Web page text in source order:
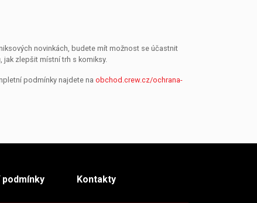
novinkách, budete mít možnost se účastnit
zlepšit místní trh s komiksy.
podmínky najdete na obchod.crew.cz/ochrana-
podmínky Kontakty